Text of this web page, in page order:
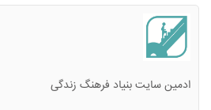
ادمین سایت بنیاد فرهنگ زندگی